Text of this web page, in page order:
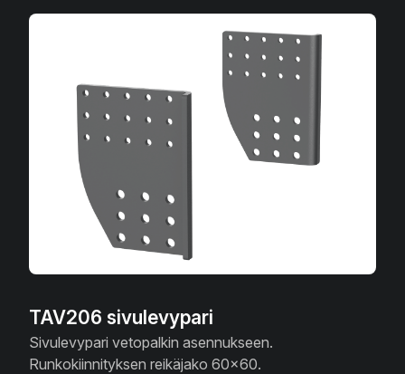
TAV206 sivulevypari
Sivulevypari vetopalkin asennukseen.
Runkokiinnityksen reikäjako 60x60.